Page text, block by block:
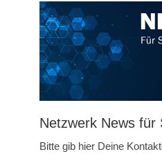
Netzwerk News für
Bitte gib hier Deine